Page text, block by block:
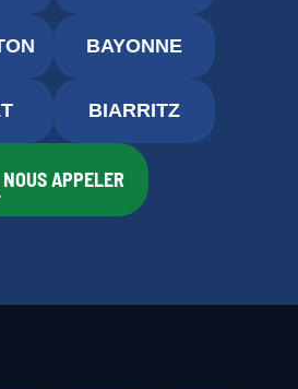
BAYONNE
BIARRITZ
NOUS APPELER